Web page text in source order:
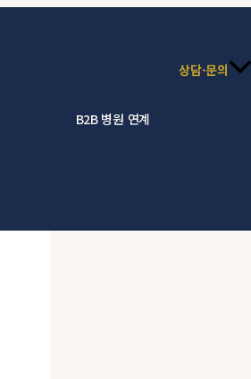
B2B 병원 연계
상담·문의